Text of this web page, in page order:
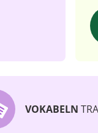
VOKABELN